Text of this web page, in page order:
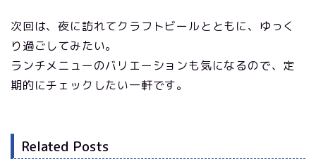
次回は、夜に訪れてクラフトビールとともに、ゆっく
り過ごしてみたい。
ランチメニューのバリエーションも気になるので、定
期的にチェックしたい一軒です。
Related Posts